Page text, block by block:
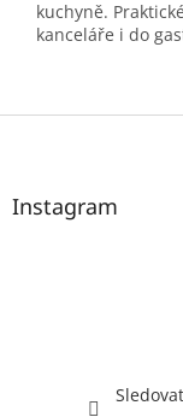
kuchyně.
kanceláře i do
Z
Instagram